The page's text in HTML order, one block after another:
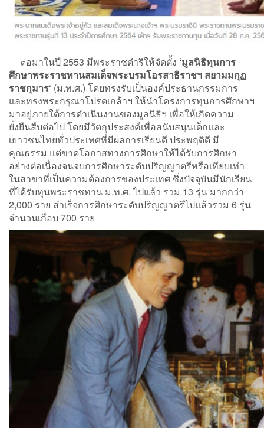
ต่อมาในปี 2553 มีพระราชดำริให้จัดตั้ง ‘มูลนิธิทุนการ
ศึกษาพระราชทานสมเด็จพระบรมโอรสาธิราชฯ สยามมกุฏ
ราชกุมาร‘ (ม.ท.ศ.) โดยทรงรับเป็นองค์ประธานกรรมการ
และทรงพระกรุณาโปรดเกล้าฯ ให้นำโครงการทุนการศึกษาฯ
มาอยู่ภายใต้การดำเนินงานของมูลนิธิฯ เพื่อให้เกิดความ
ยั่งยืนสืบต่อไป โดยมีวัตถุประสงค์เพื่อสนับสนุนเด็กและ
เยาวชนไทยทั่วประเทศที่มีผลการเรียนดี ประพฤติดี มี
คุณธรรม แต่ขาดโอกาสทางการศึกษาให้ได้รับการศึกษา
อย่างต่อเนื่องจนจบการศึกษาระดับปริญญาตรีหรือเทียบเท่า
ในสาขาที่เป็นความต้องการของประเทศ ซึ่งปัจจุบันมีนักเรียน
ที่ได้รับทุนพระราชทาน ม.ท.ศ. ไปแล้ว รวม 13 รุ่น มากกว่า
2,000 ราย สำเร็จการศึกษาระดับปริญญาตรีไปแล้วรวม 6 รุ่น
จำนวนเกือบ 700 ราย